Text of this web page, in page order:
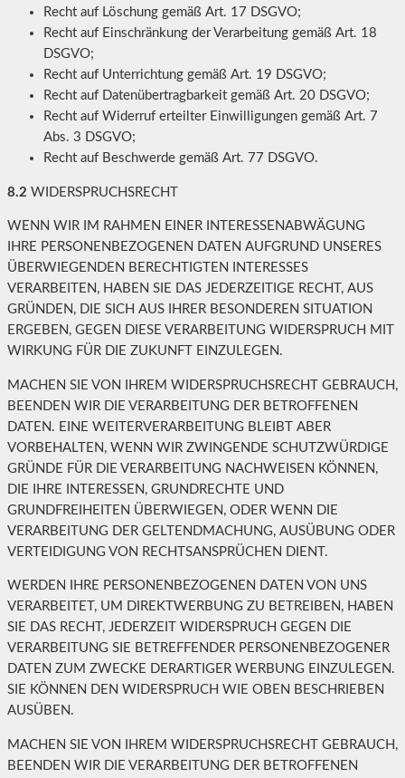
Recht auf Löschung gemäß Art. 17 DSGVO;
Recht auf Einschränkung der Verarbeitung gemäß Art. 18
DSGVO;
Recht auf Unterrichtung gemäß Art. 19 DSGVO;
Recht auf Datenübertragbarkeit gemäß Art. 20 DSGVO;
Recht auf Widerruf erteilter Einwilligungen gemäß Art. 7
Abs. 3 DSGVO;
Recht auf Beschwerde gemäß Art. 77 DSGVO.
8.2 WIDERSPRUCHSRECHT
WENN WIR IM RAHMEN EINER INTERESSENABWÄGUNG
IHRE PERSONENBEZOGENEN DATEN AUFGRUND UNSERES
ÜBERWIEGENDEN BERECHTIGTEN INTERESSES
VERARBEITEN, HABEN SIE DAS JEDERZEITIGE RECHT, AUS
GRÜNDEN, DIE SICH AUS IHRER BESONDEREN SITUATION
ERGEBEN, GEGEN DIESE VERARBEITUNG WIDERSPRUCH MIT
WIRKUNG FÜR DIE ZUKUNFT EINZULEGEN.
MACHEN SIE VON IHREM WIDERSPRUCHSRECHT GEBRAUCH,
BEENDEN WIR DIE VERARBEITUNG DER BETROFFENEN
DATEN. EINE WEITERVERARBEITUNG BLEIBT ABER
VORBEHALTEN, WENN WIR ZWINGENDE SCHUTZWÜRDIGE
GRÜNDE FÜR DIE VERARBEITUNG NACHWEISEN KÖNNEN,
DIE IHRE INTERESSEN, GRUNDRECHTE UND
GRUNDFREIHEITEN ÜBERWIEGEN, ODER WENN DIE
VERARBEITUNG DER GELTENDMACHUNG, AUSÜBUNG ODER
VERTEIDIGUNG VON RECHTSANSPRÜCHEN DIENT.
WERDEN IHRE PERSONENBEZOGENEN DATEN VON UNS
VERARBEITET, UM DIREKTWERBUNG ZU BETREIBEN, HABEN
SIE DAS RECHT, JEDERZEIT WIDERSPRUCH GEGEN DIE
VERARBEITUNG SIE BETREFFENDER PERSONENBEZOGENER
DATEN ZUM ZWECKE DERARTIGER WERBUNG EINZULEGEN.
SIE KÖNNEN DEN WIDERSPRUCH WIE OBEN BESCHRIEBEN
AUSÜBEN.
MACHEN SIE VON IHREM WIDERSPRUCHSRECHT GEBRAUCH,
BEENDEN WIR DIE VERARBEITUNG DER BETROFFENEN